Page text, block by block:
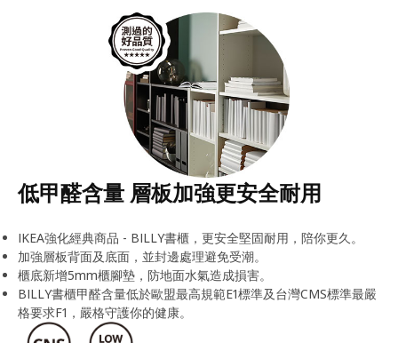
低甲醛含量 層板加強更安全耐用
IKEA強化經典商品 - BILLY書櫃，更安全堅固耐用，陪你更久。
加強層板背面及底面，並封邊處理避免受潮。
櫃底新增5mm櫃腳墊，防地面水氣造成損害。
BILLY書櫃甲醛含量低於歐盟最高規範E1標準及台灣CMS標準最嚴
格要求F1，嚴格守護你的健康。